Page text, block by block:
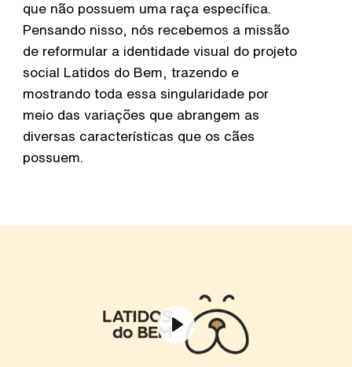
que não possuem uma raça específica.
Pensando nisso, nós recebemos a missão
de reformular a identidade visual do projeto
social Latidos do Bem, trazendo e
mostrando toda essa singularidade por
meio das variações que abrangem as
diversas características que os cães
possuem.
Play